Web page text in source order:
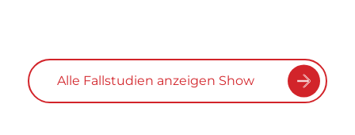
Alle Fallstudien anzeigen Show